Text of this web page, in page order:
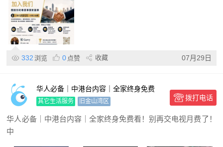
332 浏览 0 点赞 收藏 07月29日
华人必备｜中港台内容｜全家终身免费
看！
其它生活服务 旧金山湾区 拨打电话
华人必备｜中港台内容｜全家终身免费看！别再交电视月费了！
中